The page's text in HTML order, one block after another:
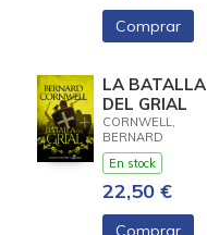
Comprar
LA BATALLA
DEL GRIAL
CORNWELL,
BERNARD
En stock
22,50 €
Comprar